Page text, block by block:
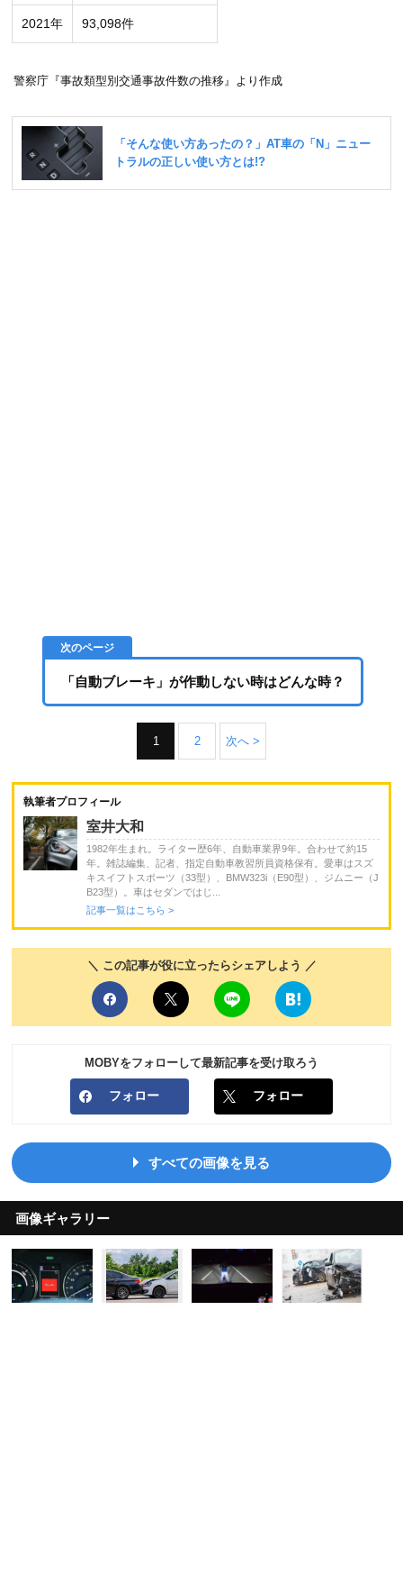
2021年 93,098件
警察庁『事故類型別交通事故件数の推移』より作成
「自動ブレーキ」が作動しない時はどんな時？
1 2 次へ >
執筆者プロフィール
室井大和
1982年生まれ。ライター歴6年、自動車業界9年。合わせて約15
年。雑誌編集、記者、指定自動車教習所員資格保有。愛車はスズ
キスイフトスポーツ（33型）、BMW323i（E90型）、ジムニー（J
B23型）。車はセダンではじ...
記事一覧はこちら >
＼ この記事が役に立ったらシェアしよう ／
MOBYをフォローして最新記事を受け取ろう
フォロー フォロー
すべての画像を見る
画像ギャラリー